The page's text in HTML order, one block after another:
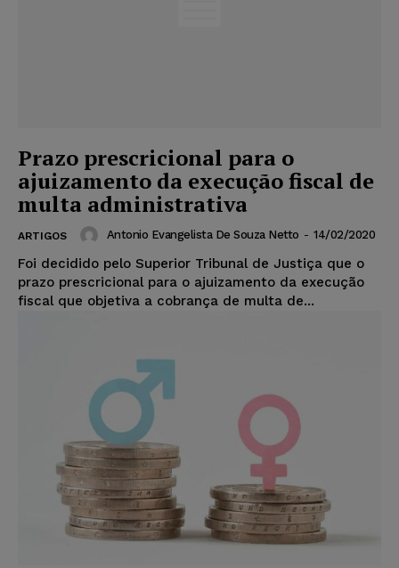
Prazo prescricional para o
ajuizamento da execução fiscal de
multa administrativa
ARTIGOS Antonio Evangelista De Souza Netto - 14/02/2020
Foi decidido pelo Superior Tribunal de Justiça que o
prazo prescricional para o ajuizamento da execução
fiscal que objetiva a cobrança de multa de...